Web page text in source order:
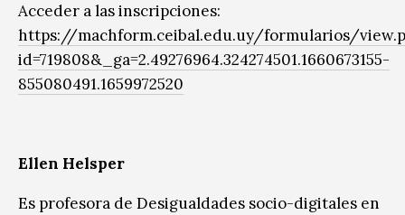
Acceder a las inscripciones:
https://machform.ceibal.edu.uy/formularios/
id=719808&_ga=2.49276964.324274501.1660673155-
855080491.1659972520
Ellen Helsper
Es profesora de Desigualdades socio-digitales en